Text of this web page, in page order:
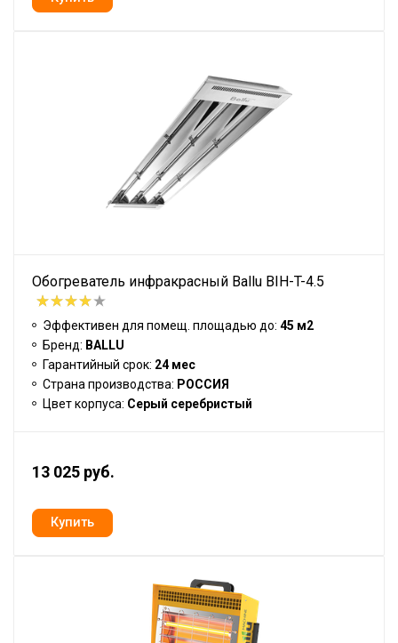
Обогреватель инфракрасный Ballu BIH-T-4.5
Эффективен для помещ. площадью до: 45 м2
Бренд: BALLU
Гарантийный срок: 24 мес
Страна производства: РОССИЯ
Цвет корпуса: Серый серебристый
13 025 руб.